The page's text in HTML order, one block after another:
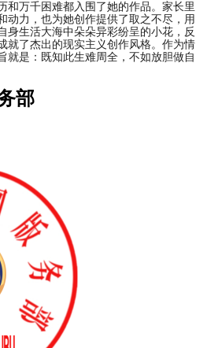
和万千困难都入围了她的作品。家长里
动力，也为她创作提供了取之不尽，用
身生活大海中朵朵异彩纷呈的小花，反
就了杰出的现实主义创作风格。作为情
就是：既知此生难周全，不如放胆做自
部